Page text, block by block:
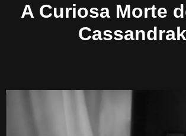
A Curiosa Morte
Cassandrak